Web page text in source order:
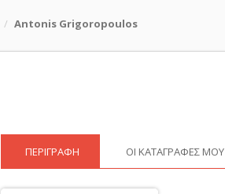
Antonis Grigoropoulos
ΠΕΡΙΓΡΑΦΉ ΟΙ ΚΑΤΑΓΡΑΦΈΣ ΜΟΥ